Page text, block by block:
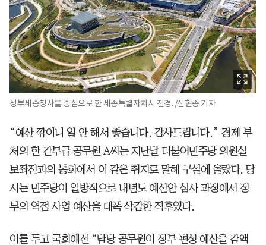
정부세종청사를 중심으로 한 세종특별자치시 전경. /신현종 기자
“예산 깎이니 일 안 해서 좋습니다. 감사드립니다.” 경제 부
처의 한 간부급 공무원 A씨는 지난달 더불어민주당 의원실
보좌진과의 통화에서 이 같은 취지로 말해 구설에 올랐다. 당
시는 민주당이 일방적으로 내년도 예산안 심사 과정에서 정
부의 역점 사업 예산을 대폭 삭감한 직후였다.
이를 두고 국회에선 “담당 공무원이 정부 편성 예산을 감액